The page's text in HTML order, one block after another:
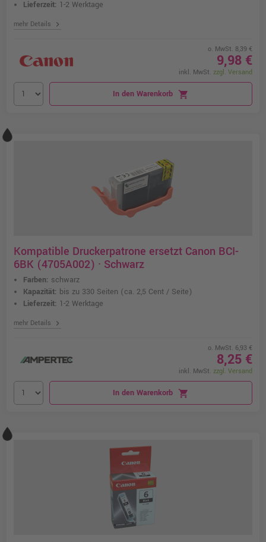
Lieferzeit: 1-2 Werktage
mehr Details chevron_right
o. MwSt. 8,39 €
9,98 €
inkl. MwSt. zzgl. Versand
In den Warenkorb shopping_cart
Kompatible Druckerpatrone ersetzt Canon BCI-
6BK (4705A002) · Schwarz
Farben: schwarz
Kapazität: bis zu 330 Seiten (ca. 2,5 Cent / Seite)
Lieferzeit: 1-2 Werktage
mehr Details chevron_right
o. MwSt. 6,93 €
8,25 €
inkl. MwSt. zzgl. Versand
In den Warenkorb shopping_cart